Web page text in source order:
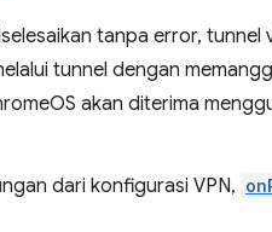
tanpa error,
tunnel dengan
akan diterima
dari konfigurasi VPN,